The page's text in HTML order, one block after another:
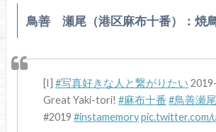
鳥善 瀬尾（港区麻布十番）：焼
[I]#写真好きな人と繋がりたい
Great Yaki-tori!#麻布十番 #鳥善瀬尾
#2019#instamemorypic.twitter.com/